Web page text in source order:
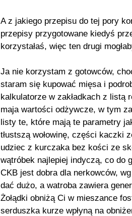
A z jakiego przepisu do tej pory
przepisy przygotowane kiedyś
korzystałaś, więc ten drugi
Ja nie korzystam z gotowców,
staram się kupować mięsa i
kalkulatorze w zakładkach z listą
maja wartości odżywcze, w tym
listy te, które mają te parametry
tłustszą wołowinę, części kaczki
udziec z kurczaka bez kości ze
wątróbek najlepiej indyczą, co do
CKB jest dobra dla nerkowców,
dać dużo, a watroba zawiera
Żołądki obniżą Ci w mieszance
serduszka kurze wpłyną na